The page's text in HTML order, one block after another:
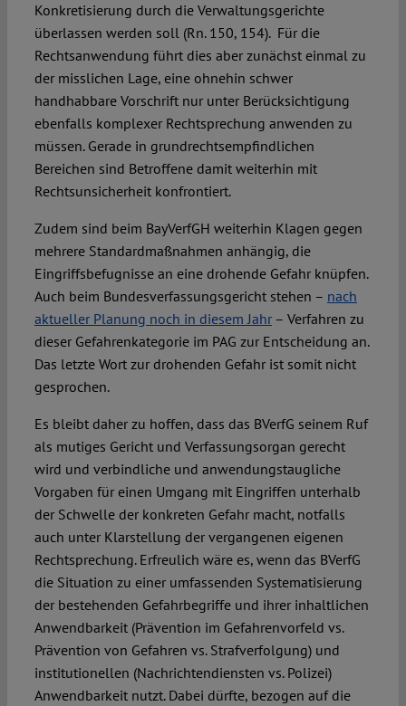
Konkretisierung durch die Verwaltungsgerichte
überlassen werden soll (Rn. 150, 154). Für die
Rechtsanwendung führt dies aber zunächst einmal zu
der misslichen Lage, eine ohnehin schwer
handhabbare Vorschrift nur unter Berücksichtigung
ebenfalls komplexer Rechtsprechung anwenden zu
müssen. Gerade in grundrechtsempfindlichen
Bereichen sind Betroffene damit weiterhin mit
Rechtsunsicherheit konfrontiert.
Zudem sind beim BayVerfGH weiterhin Klagen gegen
mehrere Standardmaßnahmen anhängig, die
Eingriffsbefugnisse an eine drohende Gefahr knüpfen.
Auch beim Bundesverfassungsgericht stehen – nach
aktueller Planung noch in diesem Jahr– Verfahren zu
dieser Gefahrenkategorie im PAG zur Entscheidung an.
Das letzte Wort zur drohenden Gefahr ist somit nicht
gesprochen.
Es bleibt daher zu hoffen, dass das BVerfG seinem Ruf
als mutiges Gericht und Verfassungsorgan gerecht
wird und verbindliche und anwendungstaugliche
Vorgaben für einen Umgang mit Eingriffen unterhalb
der Schwelle der konkreten Gefahr macht, notfalls
auch unter Klarstellung der vergangenen eigenen
Rechtsprechung. Erfreulich wäre es, wenn das BVerfG
die Situation zu einer umfassenden Systematisierung
der bestehenden Gefahrbegriffe und ihrer inhaltlichen
Anwendbarkeit (Prävention im Gefahrenvorfeld vs.
Prävention von Gefahren vs. Strafverfolgung) und
institutionellen (Nachrichtendiensten vs. Polizei)
Anwendbarkeit nutzt. Dabei dürfte, bezogen auf die